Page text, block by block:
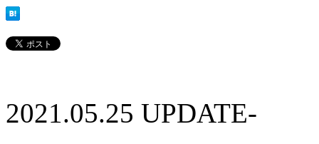
2021.05.25 UPDATE-